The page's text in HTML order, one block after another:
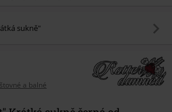
sukně"
a balné